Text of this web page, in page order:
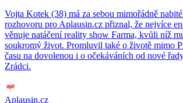
Vojta Kotek (38) má za sebou mimořádně
rozhovoru pro Aplausin.cz přiznal, že nejvíce
věnuje natáčení reality show Farma, kvůli níž
soukromý život. Promluvil také o životě mimo
času na dovolenou i o očekáváních od nové
Zrádci.
Aplausin.cz